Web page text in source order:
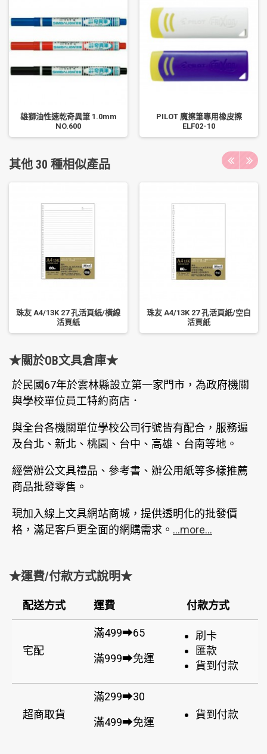
雄獅油性速乾奇異筆 1.0mm
NO.600
PILOT 魔擦筆專用橡皮擦
ELF02-10
其他 30 種相似產品
珠友 A4/13K 27 孔活頁紙/橫線
活頁紙
珠友 A4/13K 27 孔活頁紙/空白
活頁紙
★關於OB文具倉庫★
於民國67年於雲林縣設立第一家門市，為政府機關
與學校單位員工特約商店．
與全台各機關單位學校公司行號皆有配合，服務遍
及台北、新北、桃園、台中、高雄、台南等地。
經營辦公文具禮品、參考書、辦公用紙等多樣推薦
商品批發零售。
現加入線上文具網站商城，提供透明化的批發價
格，滿足客戶更全面的網購需求。 ...more...
★運費/付款方式說明★
配送方式 運費 付款方式
宅配
滿499➡65
滿999➡免運
刷卡
匯款
貨到付款
超商取貨
滿299➡30
滿499➡免運
貨到付款